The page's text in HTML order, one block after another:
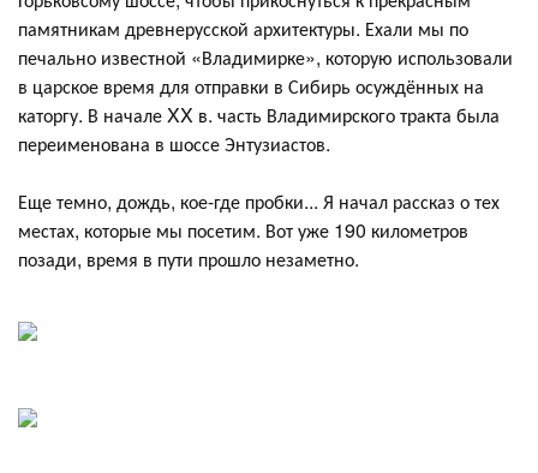
памятникам древнерусской архитектуры. Ехали мы по
печально известной «Владимирке», которую использовали
в царское время для отправки в Сибирь осуждённых на
каторгу. В начале XX в. часть Владимирского тракта была
переименована в шоссе Энтузиастов.
Еще темно, дождь, кое-где пробки... Я начал рассказ о тех
местах, которые мы посетим. Вот уже 190 километров
позади, время в пути прошло незаметно.